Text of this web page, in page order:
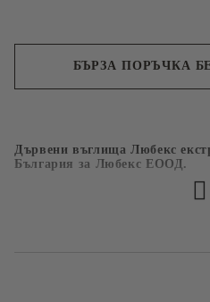
Дървени въглища Любекс
България за Любекс ЕООД.
БЪРЗА ПОРЪЧКА
Ние ще се свържем с вас в